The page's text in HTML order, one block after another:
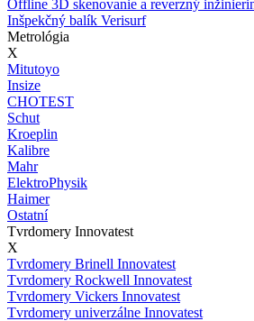
Offline 3D skenovanie a reverzný
Inšpekčný balík Verisurf
Metrológia
X
Mitutoyo
Insize
CHOTEST
Schut
Kroeplin
Kalibre
Mahr
ElektroPhysik
Haimer
Ostatní
Tvrdomery Innovatest
X
Tvrdomery Brinell Innovatest
Tvrdomery Rockwell Innovatest
Tvrdomery Vickers Innovatest
Tvrdomery univerzálne Innovatest